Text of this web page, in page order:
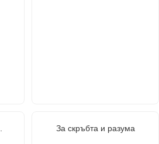
За скръбта и разума